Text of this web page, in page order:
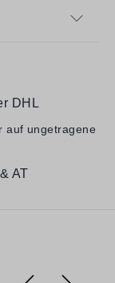
DHL
auf ungetragene
AT